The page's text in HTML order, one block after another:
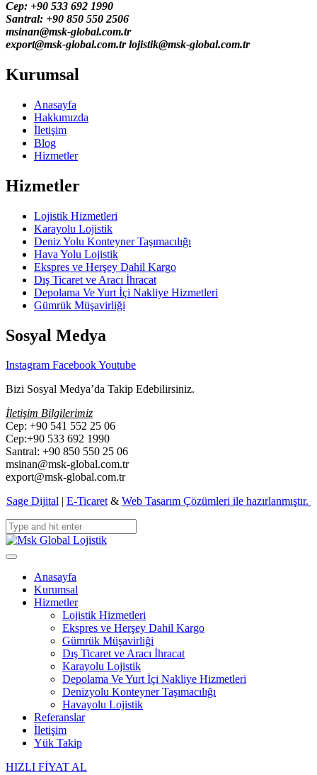
Cep: +90 533 692 1990
Santral: +90 850 550 2506
msinan@msk-global.com.tr
export@msk-global.com.tr lojistik@msk-global.com.tr
Kurumsal
Anasayfa
Hakkımızda
İletişim
Blog
Hizmetler
Hizmetler
Lojistik Hizmetleri
Karayolu Lojistik
Deniz Yolu Konteyner Taşımacılığı
Hava Yolu Lojistik
Ekspres ve Herşey Dahil Kargo
Dış Ticaret ve Aracı İhracat
Depolama Ve Yurt İçi Nakliye Hizmetleri
Gümrük Müşavirliği
Sosyal Medya
Instagram FacebookYoutube
Bizi Sosyal Medya’da Takip Edebilirsiniz.
İletişim Bilgilerimiz
Cep: +90 541 552 25 06
Cep:+90 533 692 1990
Santral: +90 850 550 25 06
msinan@msk-global.com.tr
export@msk-global.com.tr
Sage Dijital| E-Ticaret& Web Tasarım Çözümleri ile hazırlanmıştır.
Anasayfa
Kurumsal
Hizmetler
Lojistik Hizmetleri
Ekspres ve Herşey Dahil Kargo
Gümrük Müşavirliği
Dış Ticaret ve Aracı İhracat
Karayolu Lojistik
Depolama Ve Yurt İçi Nakliye Hizmetleri
Denizyolu Konteyner Taşımacılığı
Havayolu Lojistik
Referanslar
İletişim
Yük Takip
HIZLI FİYAT AL